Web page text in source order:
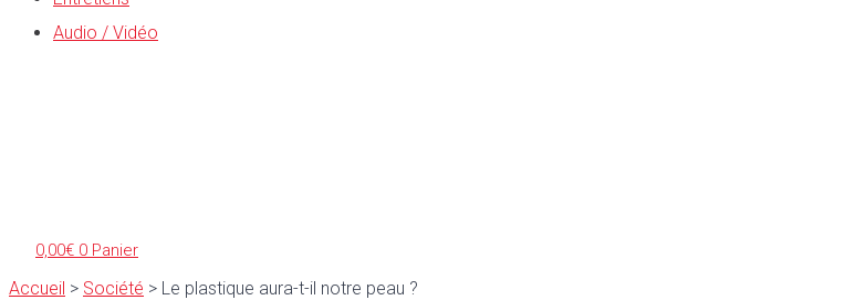
Audio / Vidéo
0,00€ 0 Panier
Accueil > Société > Le plastique aura-t-il notre peau ?